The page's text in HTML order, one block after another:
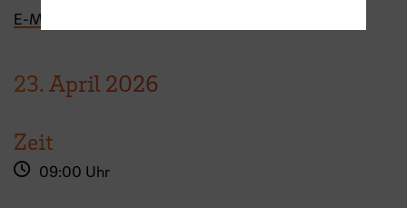
E-Mail
23. April 2026
Zeit
09:00 Uhr